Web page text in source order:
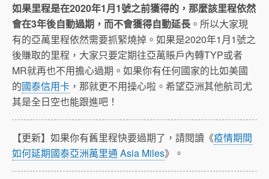
如果里程是在2020年1月1號之前獲得的，那麼該里程依然
會在3年後自動過期，而不會獲得自動延長 。所以大家現
有的亞萬里程依然需要抓緊燒掉。如果是2020年1月1號之
後賺取的里程，大家只要定期往亞萬賬戶內轉TYP或者
MR就再也不用擔心過期。如果你有任何國家的比如美國
的國泰信用卡 ，那就更不用操心啦。希望亞洲其他航司尤
其是全日空也能跟進吧！
【更新】如果你有舊里程快要過期了，請閱讀《疫情期間
如何延期國泰亞洲萬里通 Asia Miles》。